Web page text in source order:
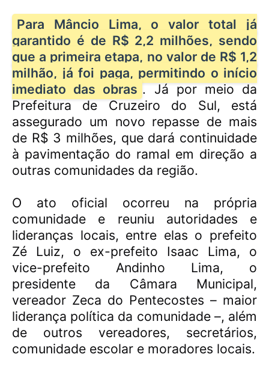
Para Mâncio Lima, o valor total já
garantido é de R$ 2,2 milhões, sendo
que a primeira etapa, no valor de R$ 1,2
milhão, já foi paga, permitindo o início
imediato das obras . Já por meio da
Prefeitura de Cruzeiro do Sul, está
assegurado um novo repasse de mais
de R$ 3 milhões, que dará continuidade
à pavimentação do ramal em direção a
outras comunidades da região.
O ato oficial ocorreu na própria
comunidade e reuniu autoridades e
lideranças locais, entre elas o prefeito
Zé Luiz, o ex-prefeito Isaac Lima, o
vice-prefeito Andinho Lima, o
presidente da Câmara Municipal,
vereador Zeca do Pentecostes – maior
liderança política da comunidade –, além
de outros vereadores, secretários,
comunidade escolar e moradores locais.